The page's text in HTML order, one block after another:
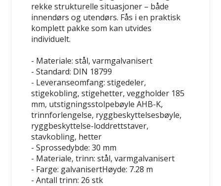
rekke strukturelle situasjoner – både
innendørs og utendørs. Fås i en praktisk
komplett pakke som kan utvides
individuelt.
- Materiale: stål, varmgalvanisert
- Standard: DIN 18799
- Leveranseomfang: stigedeler,
stigekobling, stigehetter, veggholder 185
mm, utstigningsstolpebøyle AHB-K,
trinnforlengelse, ryggbeskyttelsesbøyle,
ryggbeskyttelse-loddrettstaver,
stavkobling, hetter
- Sprossedybde: 30 mm
- Materiale, trinn: stål, varmgalvanisert
- Farge: galvanisertHøyde: 7.28 m
- Antall trinn: 26 stk